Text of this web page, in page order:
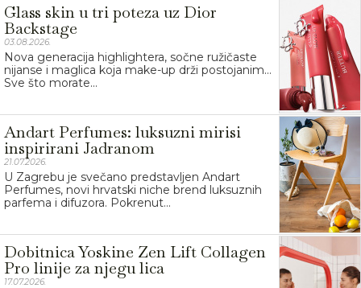
Glass skin u tri poteza uz Dior
Backstage
03.08.2026.
Nova generacija highlightera, sočne ružičaste
nijanse i maglica koja make-up drži postojanim…
Sve što morate...
Andart Perfumes: luksuzni mirisi
inspirirani Jadranom
21.07.2026.
U Zagrebu je svečano predstavljen Andart
Perfumes, novi hrvatski niche brend luksuznih
parfema i difuzora. Pokrenut...
Dobitnica Yoskine Zen Lift Collagen
Pro linije za njegu lica
17.07.2026.